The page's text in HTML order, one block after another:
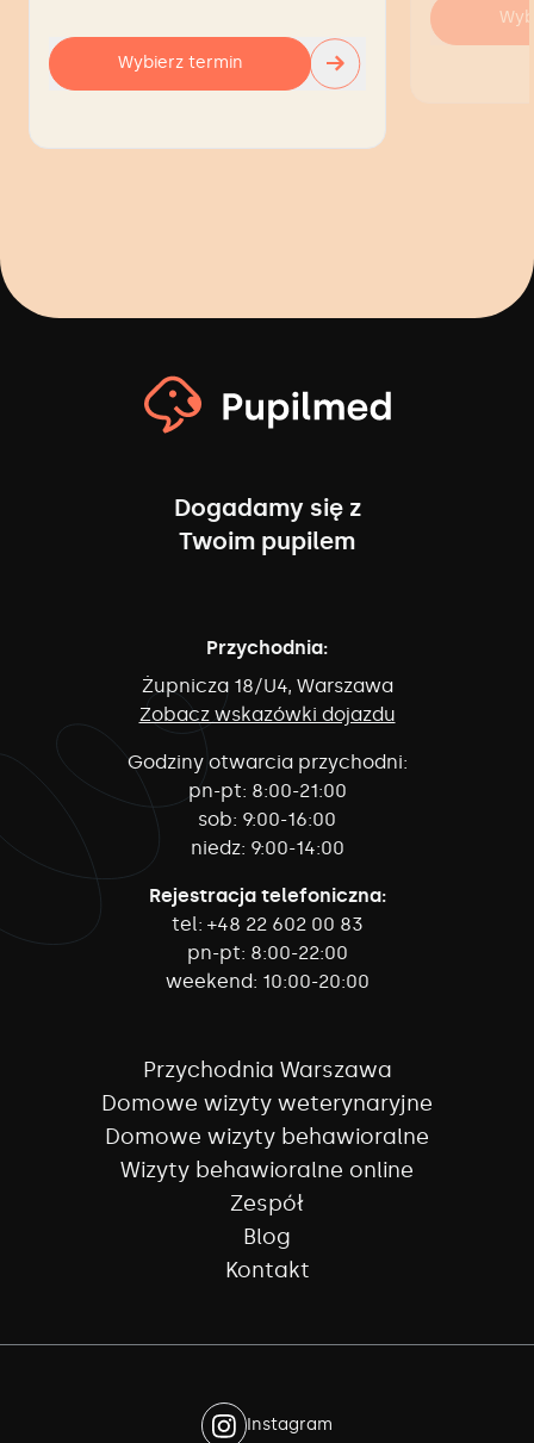
Wybierz termin →
Dogadamy się z
Twoim pupilem
Przychodnia:
Żupnicza 18/U4, Warszawa
Zobacz wskazówki dojazdu
Godziny otwarcia przychodni:
pn-pt: 8:00-21:00
sob: 9:00-16:00
niedz: 9:00-14:00
Rejestracja telefoniczna:
tel: +48 22 602 00 83
pn-pt: 8:00-22:00
weekend: 10:00-20:00
Przychodnia Warszawa
Domowe wizyty weterynaryjne
Domowe wizyty behawioralne
Wizyty behawioralne online
Zespół
Blog
Kontakt
Instagram